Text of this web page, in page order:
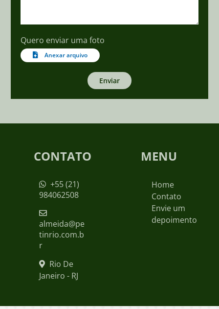
Quero enviar uma foto
Anexar arquivo
Enviar
CONTATO
+55 (21)
984062508
almeida@pe
tinrio.com.b
r
Rio De
Janeiro - RJ
MENU
Home
Contato
Envie um
depoimento